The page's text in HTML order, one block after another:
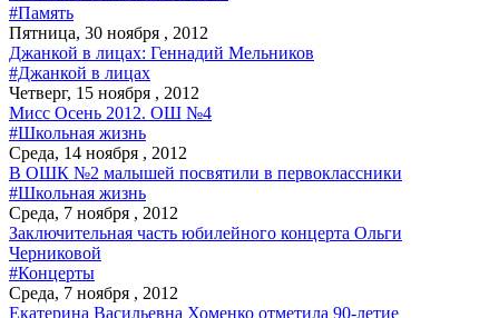
#Память
Пятница, 30 ноября , 2012
Джанкой в лицах: Геннадий Мельников
#Джанкой в лицах
Четверг, 15 ноября , 2012
Мисс Осень 2012. ОШ №4
#Школьная жизнь
Среда, 14 ноября , 2012
В ОШК №2 малышей посвятили в первоклассники
#Школьная жизнь
Среда, 7 ноября , 2012
Заключительная часть юбилейного концерта Ольги
Черниковой
#Концерты
Среда, 7 ноября , 2012
Екатерина Васильевна Хоменко отметила 90-летие